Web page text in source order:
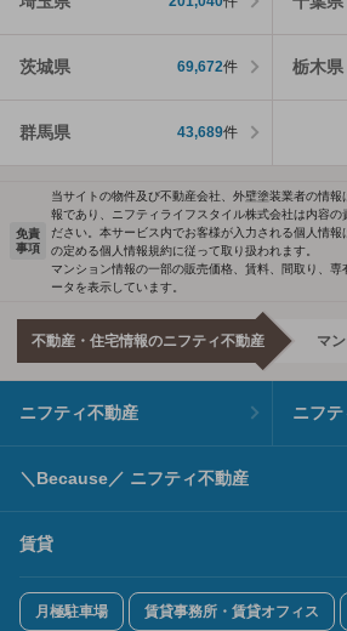
茨城県 69,672件 栃木県
群馬県 43,689件
免責
事項
当サイトの物件及び不動産会社、外壁塗装業者の情
報であり、ニフティライフスタイル株式会社は内容の
ださい。本サービス内でお客様が入力される個人情
の定める個人情報規約に従って取り扱われます。
マンション情報の一部の販売価格、賃料、間取り、
ータを表示しています。
不動産・住宅情報のニフティ不動産 マ
ニフティ不動産 ニフ
＼Because／ ニフティ不動産
賃貸
月極駐車場 賃貸事務所・賃貸オフィス